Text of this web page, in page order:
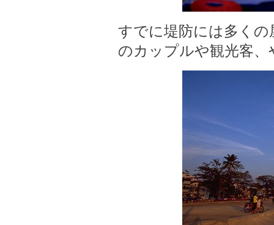
すでに堤防には多く
のカップルや観光客